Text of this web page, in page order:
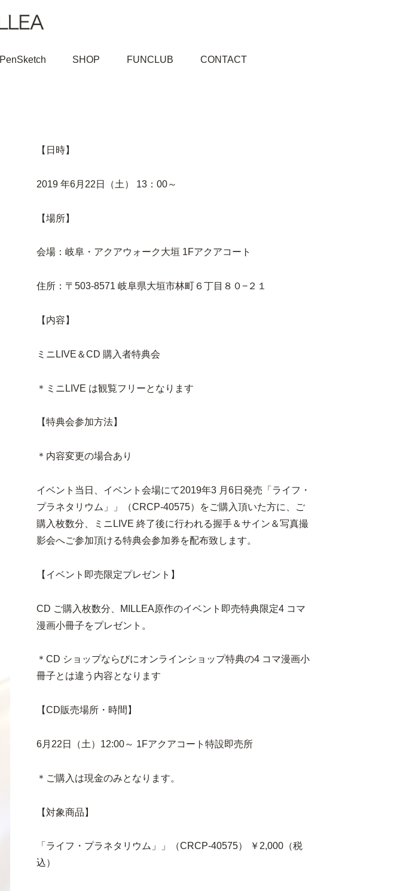
PenSketch SHOP FUNCLUB CONTACT
【日時】
2019 年6月22日（土） 13：00～
【場所】
会場：岐阜・アクアウォーク大垣 1Fアクアコート
住所：〒503-8571 岐阜県大垣市林町６丁目８０−２１
【内容】
ミニLIVE＆CD 購入者特典会
＊ミニLIVE は観覧フリーとなります
【特典会参加方法】
＊内容変更の場合あり
イベント当日、イベント会場にて2019年3 月6日発売「ライフ・
プラネタリウム」」（CRCP-40575）をご購入頂いた方に、ご
購入枚数分、ミニLIVE 終了後に行われる握手＆サイン＆写真撮
影会へご参加頂ける特典会参加券を配布致します。
【イベント即売限定プレゼント】
CD ご購入枚数分、MILLEA原作のイベント即売特典限定4 コマ
漫画小冊子をプレゼント。
＊CD ショップならびにオンラインショップ特典の4 コマ漫画小
冊子とは違う内容となります
【CD販売場所・時間】
6月22日（土）12:00～ 1Fアクアコート特設即売所
＊ご購入は現金のみとなります。
【対象商品】
「ライフ・プラネタリウム」」（CRCP-40575） ￥2,000（税
込）